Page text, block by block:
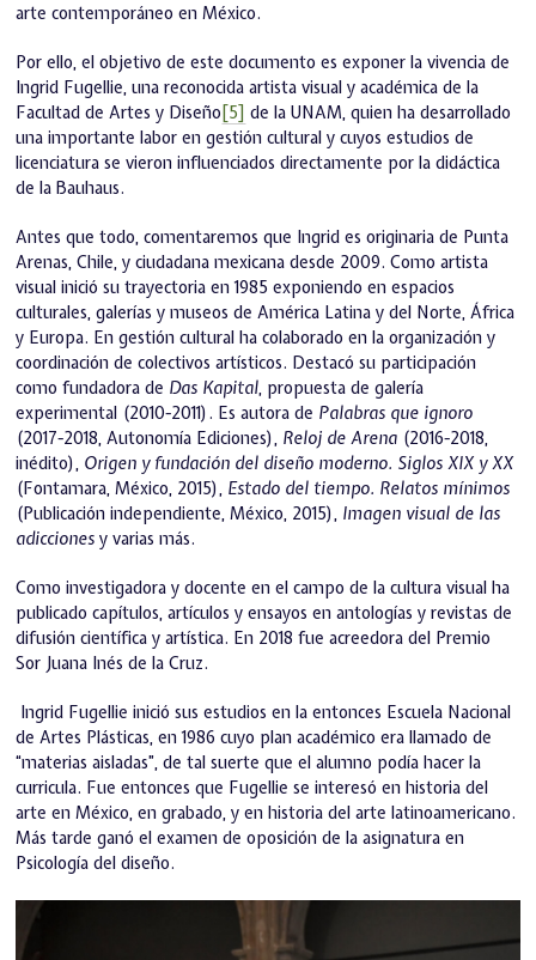
arte contemporáneo en México.
Por ello, el objetivo de este documento es exponer la vivencia de
Ingrid Fugellie, una reconocida artista visual y académica de la
Facultad de Artes y Diseño [5] de la UNAM, quien ha desarrollado
una importante labor en gestión cultural y cuyos estudios de
licenciatura se vieron influenciados directamente por la didáctica
de la Bauhaus.
Antes que todo, comentaremos que Ingrid es originaria de Punta
Arenas, Chile, y ciudadana mexicana desde 2009. Como artista
visual inició su trayectoria en 1985 exponiendo en espacios
culturales, galerías y museos de América Latina y del Norte, África
y Europa. En gestión cultural ha colaborado en la organización y
coordinación de colectivos artísticos. Destacó su participación
como fundadora de Das Kapital, propuesta de galería
experimental (2010-2011). Es autora de Palabras que ignoro
(2017-2018, Autonomía Ediciones), Reloj de Arena (2016-2018,
inédito), Origen y fundación del diseño moderno. Siglos XIX y XX
(Fontamara, México, 2015), Estado del tiempo. Relatos mínimos
(Publicación independiente, México, 2015), Imagen visual de las
adicciones y varias más.
Como investigadora y docente en el campo de la cultura visual ha
publicado capítulos, artículos y ensayos en antologías y revistas de
difusión científica y artística. En 2018 fue acreedora del Premio
Sor Juana Inés de la Cruz.
Ingrid Fugellie inició sus estudios en la entonces Escuela Nacional
de Artes Plásticas, en 1986 cuyo plan académico era llamado de
“materias aisladas”, de tal suerte que el alumno podía hacer la
curricula. Fue entonces que Fugellie se interesó en historia del
arte en México, en grabado, y en historia del arte latinoamericano.
Más tarde ganó el examen de oposición de la asignatura en
Psicología del diseño.